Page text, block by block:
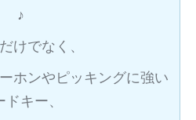
♪
けでなく、
ホンやピッキングに強い
ドキー、